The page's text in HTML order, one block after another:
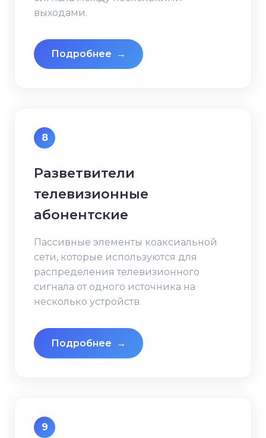
выходами.
Подробнее →
8
Разветвители
телевизионные
абонентские
Пассивные элементы коаксиальной
сети, которые используются для
распределения телевизионного
сигнала от одного источника на
несколько устройств.
Подробнее →
9